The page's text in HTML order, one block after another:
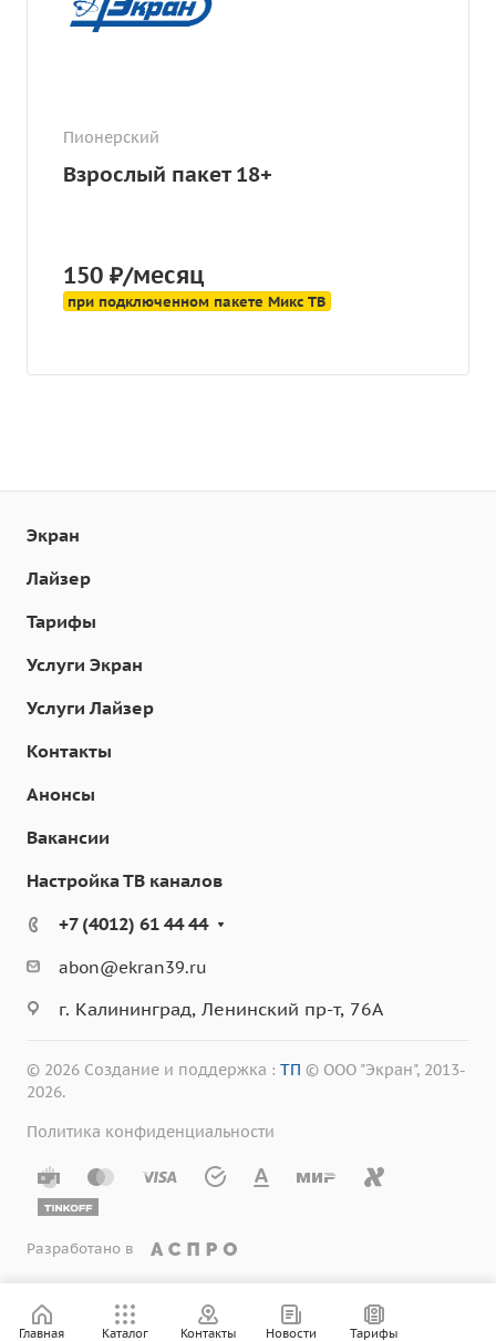
Пионерский
Взрослый пакет 18+
150 ₽/месяц
при подключенном пакете Микс ТВ
Экран
Лайзер
Тарифы
Услуги Экран
Услуги Лайзер
Контакты
Анонсы
Вакансии
Настройка ТВ каналов
+7 (4012) 61 44 44
abon@ekran39.ru
г. Калининград, Ленинский пр-т, 76А
© 2026 Создание и поддержка : ТП © ООО "Экран", 2013-
2026.
Политика конфиденциальности
Разработано в
Главная Каталог Контакты Новости Тарифы